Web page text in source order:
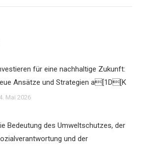
für eine nachhaltige Zukunft:
Ansätze und Strategien a[1D[K
Mai 2026
Bedeutung des Umweltschutzes, der
und der